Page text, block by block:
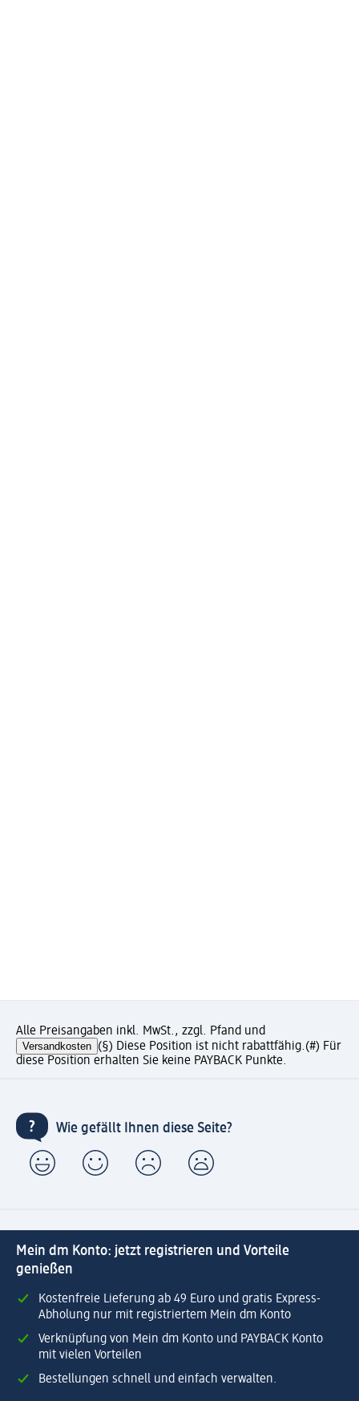
Alle Preisangaben inkl. MwSt., zzgl. Pfand und
Versandkosten (§) Diese Position ist nicht rabattfähig.(#) Für
diese Position erhalten Sie keine PAYBACK Punkte.
Wie gefällt Ihnen diese Seite?
Mein dm Konto: jetzt registrieren und Vorteile
genießen
Kostenfreie Lieferung ab 49 Euro und gratis Express-
Abholung nur mit registriertem Mein dm Konto
Verknüpfung von Mein dm Konto und PAYBACK Konto
mit vielen Vorteilen
Bestellungen schnell und einfach verwalten.